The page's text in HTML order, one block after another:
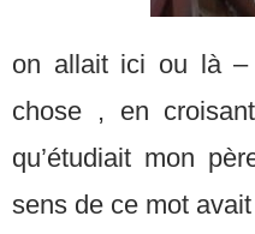
on allait ici ou là –
chose , en
qu’étudiait mon
sens de ce mot